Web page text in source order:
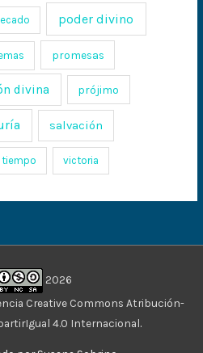
poder divino
promesas
divina prójimo
salvación
tiempo victoria
2026
Creative Commons Atribución-
4.0 Internacional.